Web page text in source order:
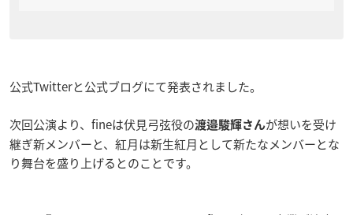
公式Twitterと公式ブログにて発表されました。
次回公演より、fineは伏見弓弦役の渡邉駿輝さんが想いを受け
継ぎ新メンバーと、紅月は新生紅月として新たなメンバーとな
り舞台を盛り上げるとのことです。